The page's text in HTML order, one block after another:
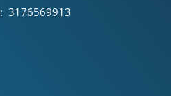
: 3176569913